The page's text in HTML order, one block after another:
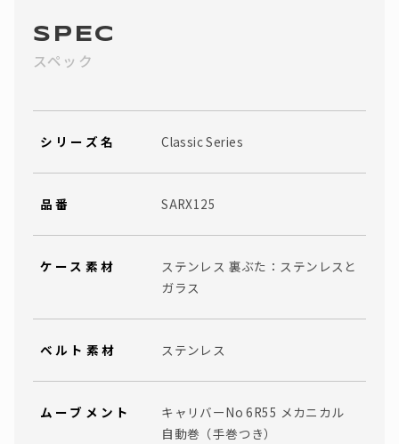
SPEC
スペック
シリーズ名 Classic Series
品番 SARX125
ケース素材
ステンレス 裏ぶた：ステンレスと
ガラス
ベルト素材 ステンレス
ムーブメント
キャリバーNo 6R55 メカニカル
自動巻（手巻つき）